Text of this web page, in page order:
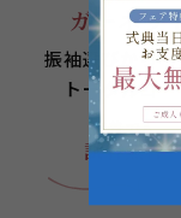
ガーネッ
振袖選びから
トータルコ
何着でも
試着無料